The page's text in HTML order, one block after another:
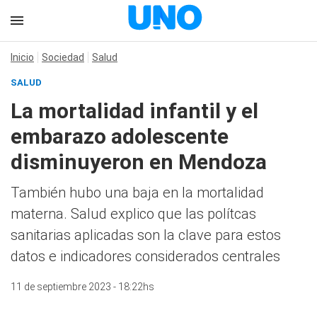
Inicio Sociedad Salud
SALUD
La mortalidad infantil y el
embarazo adolescente
disminuyeron en Mendoza
También hubo una baja en la mortalidad
materna. Salud explico que las polítcas
sanitarias aplicadas son la clave para estos
datos e indicadores considerados centrales
11 de septiembre 2023 - 18:22hs